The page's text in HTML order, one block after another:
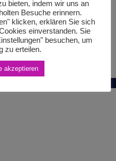
.ICS Datei
Kalender
bieten, indem wir uns an
Besuche erinnern.
klicken, erklären Sie sich
einverstanden. Sie
besuchen, um
zu erteilen.
akzeptieren